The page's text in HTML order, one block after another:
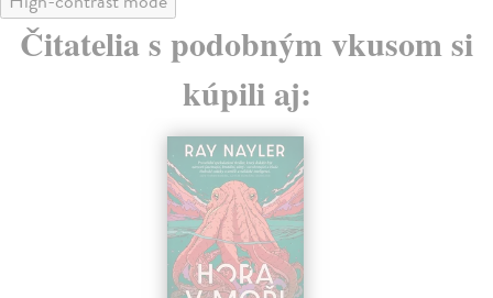
Čitatelia s podobným vkusom si
kúpili aj: